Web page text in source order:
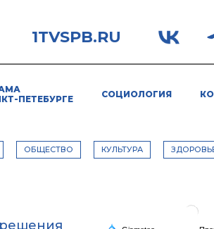
1TVSPB.RU
ПЕТЕБУРГЕ
СОЦИОЛОГИЯ
ОБЩЕСТВО КУЛЬТУРА